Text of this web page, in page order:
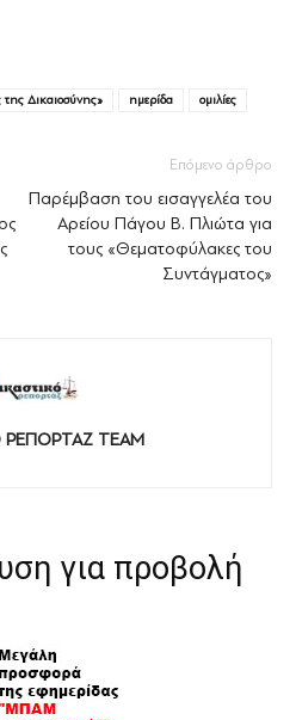
Δικαιοσύνης» ημερίδα ομιλίες
Επόμενο άρθρο
Παρέμβαση του εισαγγελέα του
Αρείου Πάγου Β. Πλιώτα για
τους «Θεματοφύλακες του
Συντάγματος»
ΡΕΠΟΡΤΑΖ TEAM
για προβολή